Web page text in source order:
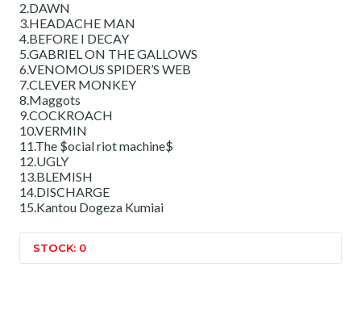
2.DAWN
3.HEADACHE MAN
4.BEFORE I DECAY
5.GABRIEL ON THE GALLOWS
6.VENOMOUS SPIDER’S WEB
7.CLEVER MONKEY
8.Maggots
9.COCKROACH
10.VERMIN
11.The $ocial riot machine$
12.UGLY
13.BLEMISH
14.DISCHARGE
15.Kantou Dogeza Kumiai
STOCK: 0